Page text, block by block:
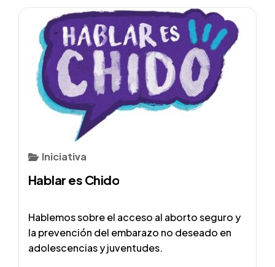
Hablar es Chido
Iniciativa
Hablemos sobre el acceso al aborto seguro y
la prevención del embarazo no deseado en
adolescencias y juventudes.